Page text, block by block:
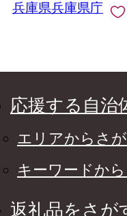
兵庫県兵庫県庁
応援する自治
エリアからさ
キーワードか
返礼品をさが